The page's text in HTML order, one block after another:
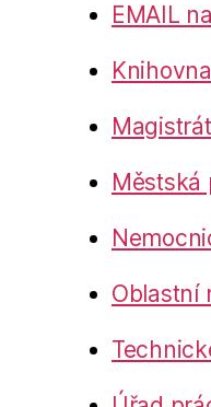
EMAIL
Knihovna
Městská
Oblastní